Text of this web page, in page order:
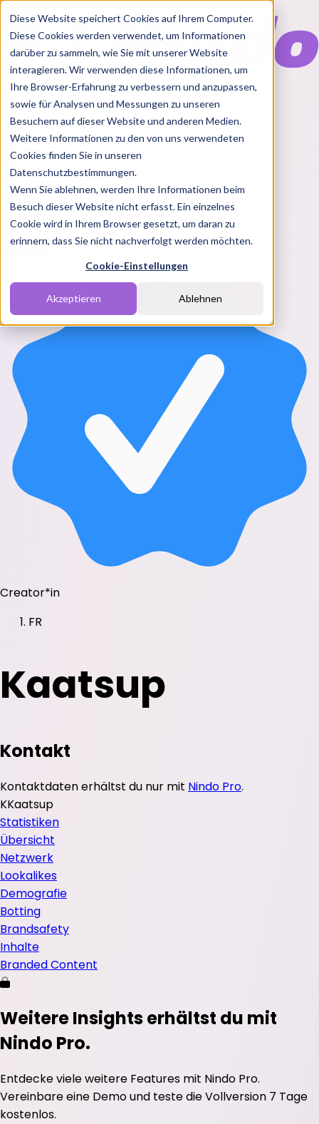
Diese Website speichert Cookies auf Ihrem Computer.
Diese Cookies werden verwendet, um Informationen
darüber zu sammeln, wie Sie mit unserer Website
interagieren. Wir verwenden diese Informationen, um
Ihre Browser-Erfahrung zu verbessern und anzupassen,
sowie für Analysen und Messungen zu unseren
Besuchern auf dieser Website und anderen Medien.
Weitere Informationen zu den von uns verwendeten
Cookies finden Sie in unseren
Datenschutzbestimmungen.
Wenn Sie ablehnen, werden Ihre Informationen beim
Besuch dieser Website nicht erfasst. Ein einzelnes
Cookie wird in Ihrem Browser gesetzt, um daran zu
erinnern, dass Sie nicht nachverfolgt werden möchten.
Cookie-Einstellungen
Akzeptieren Ablehnen
Features
Solutions
BlogChartsRabatt CodesPakete
Login
Creator*in
FR
Kaatsup
Kontakt
Kontaktdaten erhältst du nur mit Nindo Pro.
KKaatsup
Statistiken
Übersicht
Netzwerk
Lookalikes
Demografie
Botting
Brandsafety
Inhalte
Branded Content
Weitere Insights erhältst du mit
Nindo Pro.
Entdecke viele weitere Features mit Nindo Pro.
Vereinbare eine Demo und teste die Vollversion 7 Tage
kostenlos.